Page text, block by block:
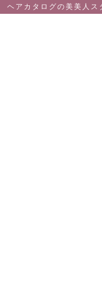
ヘアカタログの美美人ス